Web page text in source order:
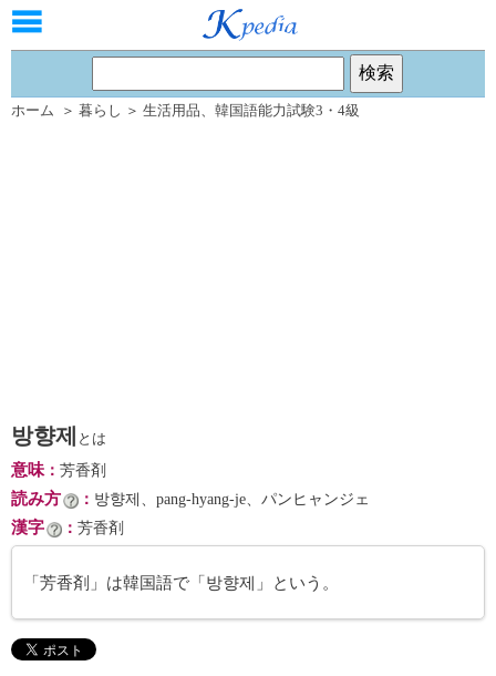
ホーム ＞ 暮らし ＞ 生活用品、 韓国語能力試験3・4級
방향제 とは
意味： 芳香剤
読み方 ： 방향제、pang-hyang-je、パンヒャンジェ
漢字 ： 芳香剤
「芳香剤」は韓国語で「방향제」という。